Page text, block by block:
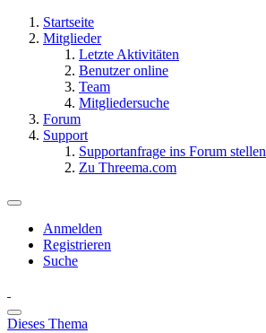
Startseite
Mitglieder
Letzte Aktivitäten
Benutzer online
Team
Mitgliedersuche
Forum
Support
Supportanfrage ins Forum stellen
Zu Threema.com
Anmelden
Registrieren
Suche
Dieses Thema